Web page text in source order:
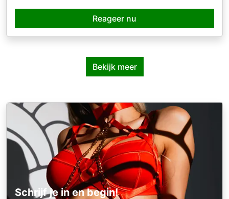
Reageer nu
Bekijk meer
Schrijf je in en begin!